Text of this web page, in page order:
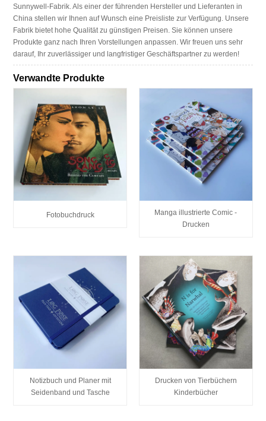
Sunnywell-Fabrik. Als einer der führenden Hersteller und Lieferanten in
China stellen wir Ihnen auf Wunsch eine Preisliste zur Verfügung. Unsere
Fabrik bietet hohe Qualität zu günstigen Preisen. Sie können unsere
Produkte ganz nach Ihren Vorstellungen anpassen. Wir freuen uns sehr
darauf, Ihr zuverlässiger und langfristiger Geschäftspartner zu werden!
Verwandte Produkte
Fotobuchdruck
Manga illustrierte Comic -
Drucken
Notizbuch und Planer mit
Seidenband und Tasche
Drucken von Tierbüchern
Kinderbücher